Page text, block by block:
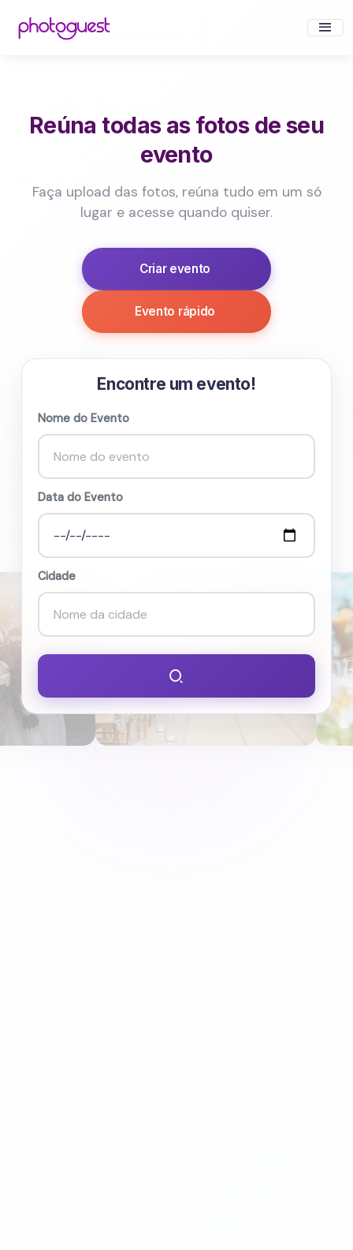
Reúna todas as fotos de seu
evento
Faça upload das fotos, reúna tudo em um só
lugar e acesse quando quiser.
Criar evento
Evento rápido
Encontre um evento!
Nome do Evento
Data do Evento
Cidade